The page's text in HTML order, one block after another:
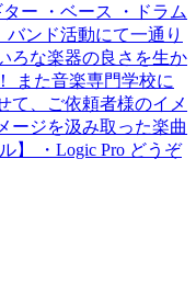
ー ・ベース ・ドラム
バンド活動にて一通り
ろな楽器の良さを生か
また音楽専門学校に
て、ご依頼者様のイメ
ージを汲み取った楽曲
】 ・Logic Pro どうぞ